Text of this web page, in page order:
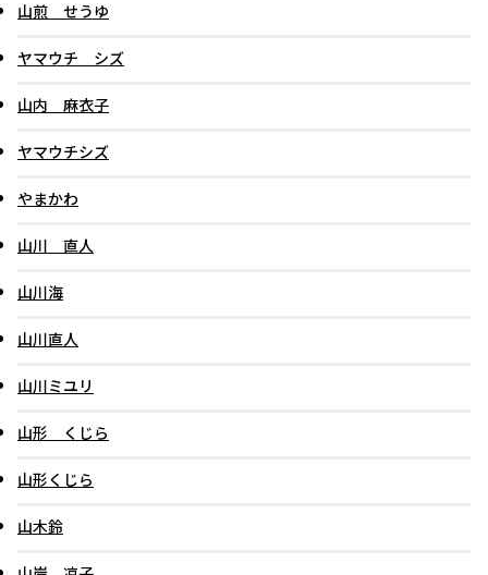
山煎 せうゆ
ヤマウチ シズ
山内 麻衣子
ヤマウチシズ
やまかわ
山川 直人
山川海
山川直人
山川ミユリ
山形 くじら
山形くじら
山木鈴